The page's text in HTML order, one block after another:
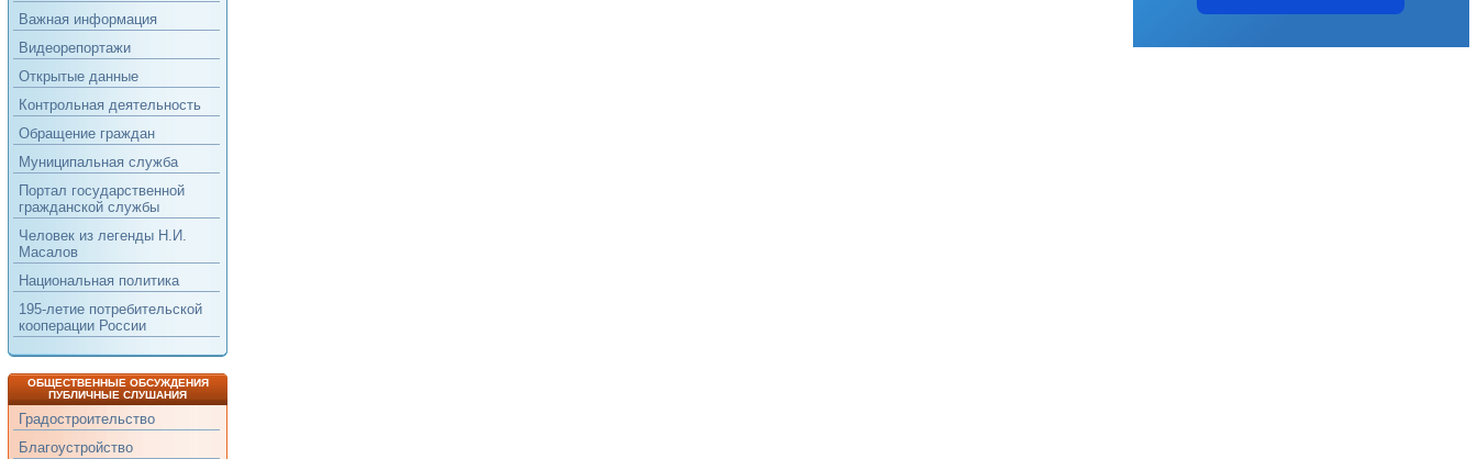
Важная информация
Видеорепортажи
Открытые данные
Контрольная деятельность
Обращение граждан
Муниципальная служба
Портал государственной
гражданской службы
Человек из легенды Н.И.
Масалов
Национальная политика
195-летие потребительской
кооперации России
ОБЩЕСТВЕННЫЕ ОБСУЖДЕНИЯ
ПУБЛИЧНЫЕ СЛУШАНИЯ
Градостроительство
Благоустройство